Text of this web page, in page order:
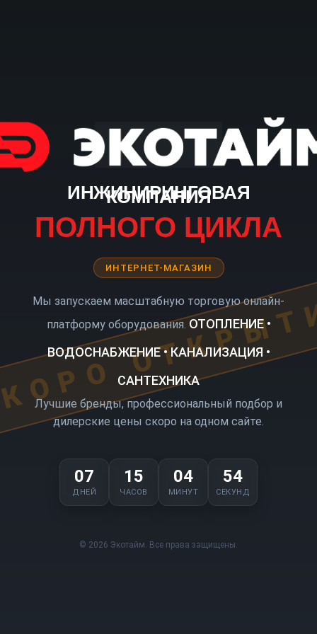
ИНЖИНИРИНГОВАЯ
КОМПАНИЯ
ПОЛНОГО ЦИКЛА
ИНТЕРНЕТ-МАГАЗИН
Мы запускаем масштабную торговую онлайн-
платформу оборудования. ОТОПЛЕНИЕ •
ВОДОСНАБЖЕНИЕ • КАНАЛИЗАЦИЯ •
САНТЕХНИКА
Лучшие бренды, профессиональный подбор и
дилерские цены скоро на одном сайте.
07
ДНЕЙ
15
ЧАСОВ
04
МИНУТ
54
СЕКУНД
© 2026 Экотайм. Все права защищены.